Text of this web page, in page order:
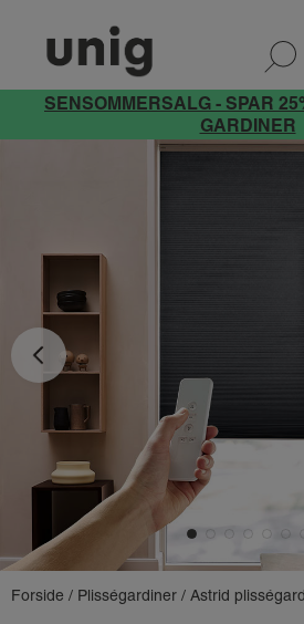
SENSOMMERSALG - SPAR
GARDINER
Forside / Plisségardiner / Astrid